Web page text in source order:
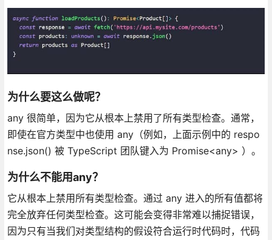
为什么要这么做呢？
any 很简单，因为它从根本上禁用了所有类型检查。通常，
即使在官方类型中也使用 any（例如，上面示例中的 respo
nse.json() 被 TypeScript 团队键入为 Promise<any> ）。
为什么不能用any？
它从根本上禁用所有类型检查。通过 any 进入的所有值都将
完全放弃任何类型检查。这可能会变得非常难以捕捉错误，
因为只有当我们对类型结构的假设符合运行时代码时，代码